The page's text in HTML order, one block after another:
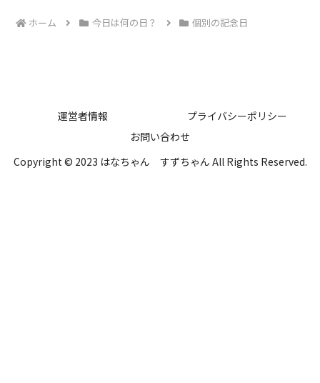
ホーム 今日は何の日？ 個別の記念日
運営者情報
プライバシーポリシー
お問い合わせ
Copyright © 2023 はなちゃん すずちゃん All Rights Reserved.